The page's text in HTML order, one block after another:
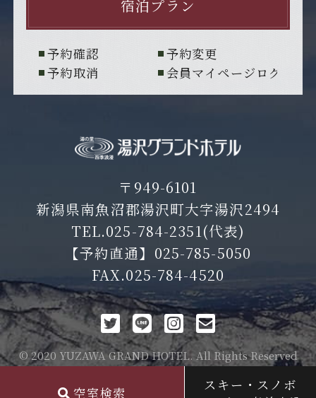
宿泊プラン
予約確認
予約変更
予約取消
会員マイページログイン
〒949-6101
新潟県南魚沼郡湯沢町大字湯沢2494
TEL.025-784-2351(代表)
【予約直通】 025-785-5050
FAX.025-784-4520
© 2020 YUZAWA GRAND HOTEL. All Rights Reserved
空室検索
スキー・スノボ